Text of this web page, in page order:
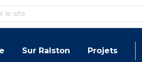
Sur Ralston Projets